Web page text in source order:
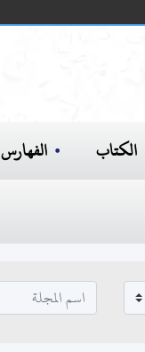
الكتاب الفهارس